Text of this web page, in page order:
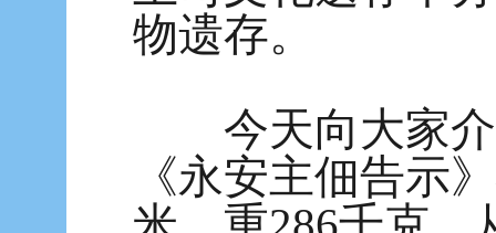
物遗存。
今天向大家介
《永安主佃告示